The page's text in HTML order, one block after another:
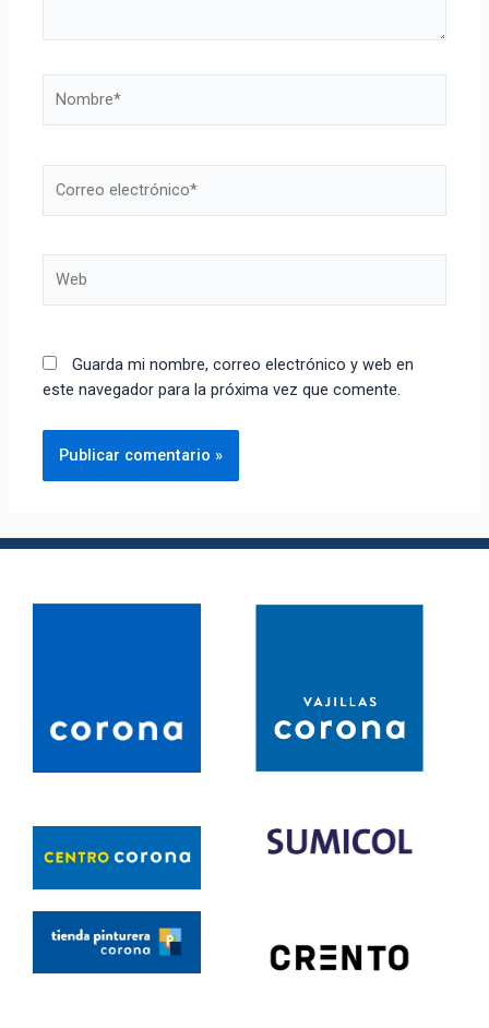
Guarda mi nombre, correo electrónico y web en
este navegador para la próxima vez que comente.